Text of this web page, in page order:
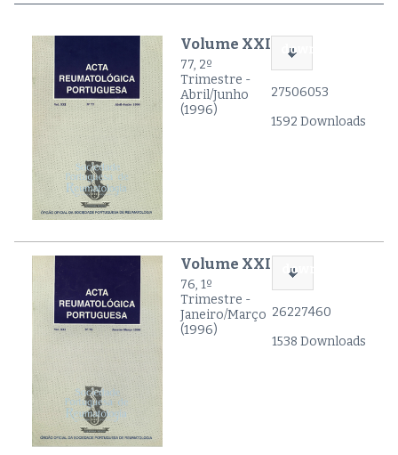
download
27506053
1592 Downloads
Volume XXI
77, 2º
Trimestre -
Abril/Junho
(1996)
download
26227460
1538 Downloads
Volume XXI
76, 1º
Trimestre -
Janeiro/Março
(1996)